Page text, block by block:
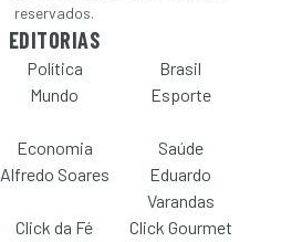
reservados.
EDITORIAS
Política
Brasil
Mundo Esporte
Economia
Saúde
Alfredo Soares
Eduardo
Varandas
Click da Fé Click Gourmet